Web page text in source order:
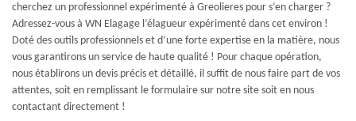
cherchez un professionnel expérimenté à Greolieres pour s’en charger ?
Adressez-vous à WN Elagage l’élagueur expérimenté dans cet environ !
Doté des outils professionnels et d’une forte expertise en la matière, nous
vous garantirons un service de haute qualité ! Pour chaque opération,
nous établirons un devis précis et détaillé, il suffit de nous faire part de vos
attentes, soit en remplissant le formulaire sur notre site soit en nous
contactant directement !